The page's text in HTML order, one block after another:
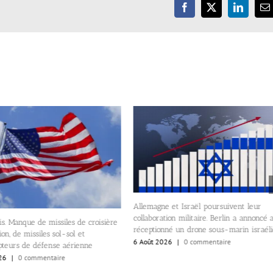
Facebook
X LinkedIn
Manque de missiles de croisière
de missiles sol-sol et
de défense aérienne
| 0 commentaire
Allemagne et Israël poursuivent leur
collaboration militaire. Berlin a annoncé
réceptionné un drone sous-marin
6 Août 2026 | 0 commentaire